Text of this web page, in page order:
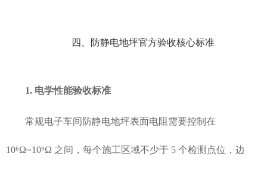
四、防静电地坪官方验收核心标准
1. 电学性能验收标准
常规电子车间防静电地坪表面电阻需要控制在
10⁶Ω~10⁹Ω 之间，每个施工区域不少于 5 个检测点位，边